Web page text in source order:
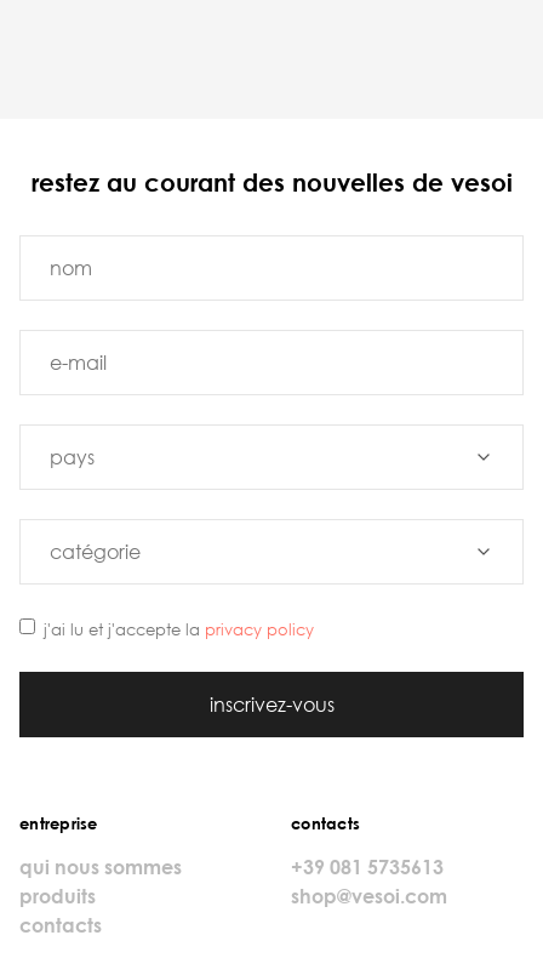
restez au courant des nouvelles de vesoi
j'ai lu et j'accepte la privacy policy
inscrivez-vous
entreprise
qui nous sommes
produits
contacts
contacts
+39 081 5735613
shop@vesoi.com